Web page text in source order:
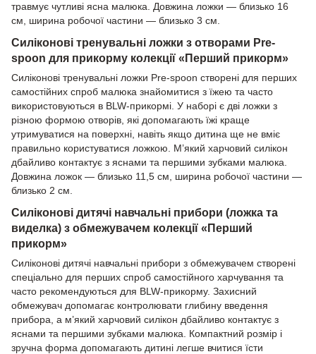
травмує чутливі ясна малюка. Довжина ложки — близько 16
см, ширина робочої частини — близько 3 см.
Силіконові тренувальні ложки з отворами Pre-
spoon для прикорму колекції «Перший прикорм»
Силіконові тренувальні ложки Pre-spoon створені для перших
самостійних спроб малюка знайомитися з їжею та часто
використовуються в BLW-прикормі. У наборі є дві ложки з
різною формою отворів, які допомагають їжі краще
утримуватися на поверхні, навіть якщо дитина ще не вміє
правильно користуватися ложкою. М’який харчовий силікон
дбайливо контактує з яснами та першими зубками малюка.
Довжина ложок — близько 11,5 см, ширина робочої частини —
близько 2 см.
Силіконові дитячі навчальні прибори (ложка та
виделка) з обмежувачем колекції «Перший
прикорм»
Силіконові дитячі навчальні прибори з обмежувачем створені
спеціально для перших спроб самостійного харчування та
часто рекомендуються для BLW-прикорму. Захисний
обмежувач допомагає контролювати глибину введення
прибора, а м’який харчовий силікон дбайливо контактує з
яснами та першими зубками малюка. Компактний розмір і
зручна форма допомагають дитині легше вчитися їсти